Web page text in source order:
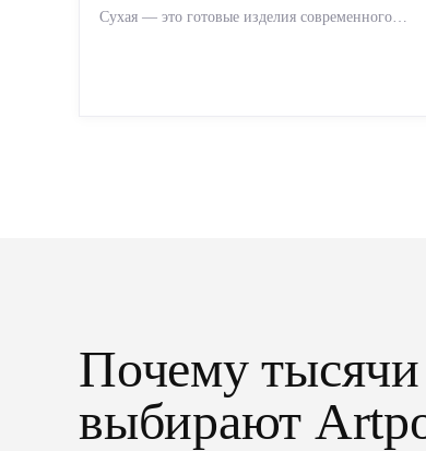
Сухая — это готовые изделия современного
Почему тысячи
выбирают